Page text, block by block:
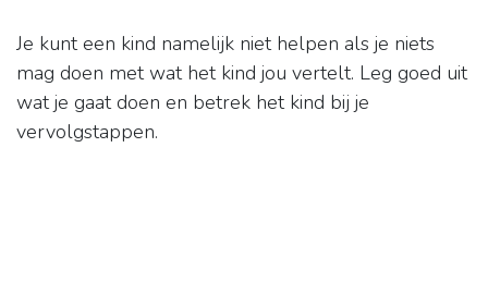
Je kunt een kind namelijk niet helpen als je niets
mag doen met wat het kind jou vertelt. Leg goed uit
wat je gaat doen en betrek het kind bij je
vervolgstappen.